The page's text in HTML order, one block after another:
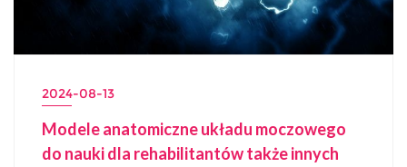
2024-08-13
Modele anatomiczne układu moczowego
do nauki dla rehabilitantów także innych